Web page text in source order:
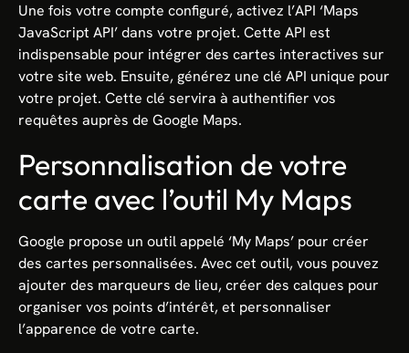
Une fois votre compte configuré, activez l’API ‘Maps
JavaScript API’ dans votre projet. Cette API est
indispensable pour intégrer des cartes interactives sur
votre site web. Ensuite, générez une clé API unique pour
votre projet. Cette clé servira à authentifier vos
requêtes auprès de Google Maps.
Personnalisation de votre
carte avec l’outil My Maps
Google propose un outil appelé ‘My Maps’ pour créer
des cartes personnalisées. Avec cet outil, vous pouvez
ajouter des marqueurs de lieu, créer des calques pour
organiser vos points d’intérêt, et personnaliser
l’apparence de votre carte.